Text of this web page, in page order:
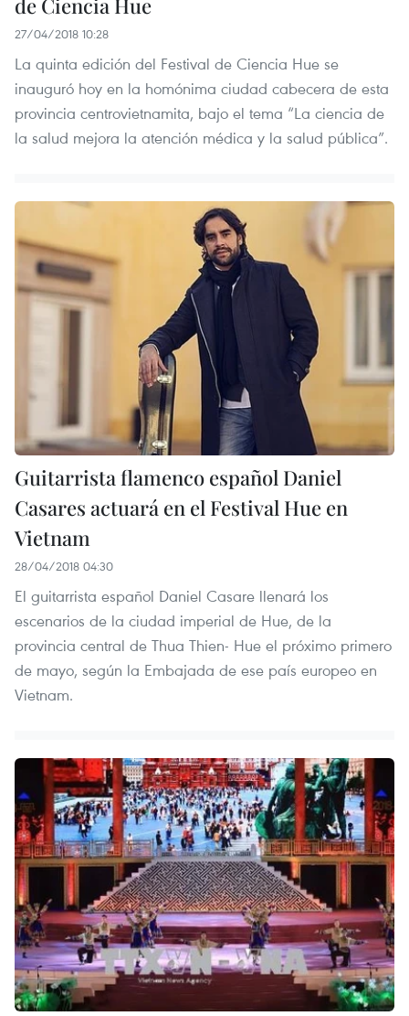
de Ciencia Hue
27/04/2018 10:28
La quinta edición del Festival de Ciencia Hue se
inauguró hoy en la homónima ciudad cabecera de esta
provincia centrovietnamita, bajo el tema “La ciencia de
la salud mejora la atención médica y la salud pública”.
Guitarrista flamenco español Daniel
Casares actuará en el Festival Hue en
Vietnam
28/04/2018 04:30
El guitarrista español Daniel Casare llenará los
escenarios de la ciudad imperial de Hue, de la
provincia central de Thua Thien- Hue el próximo primero
de mayo, según la Embajada de ese país europeo en
Vietnam.